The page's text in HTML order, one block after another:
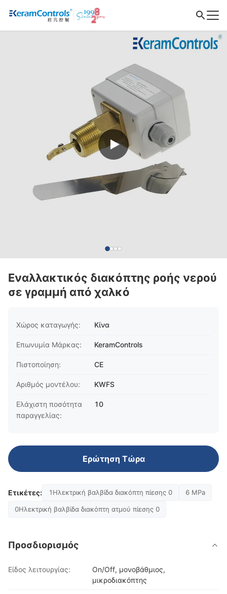
Εναλλακτικός διακόπτης ροής νερού
σε γραμμή από χαλκό
Χώρος καταγωγής: Κίνα
Επωνυμία Μάρκας: KeramControls
Πιστοποίηση: CE
Αριθμός μοντέλου: KWFS
Ελάχιστη ποσότητα
παραγγελίας:
10
Ερώτηση Τώρα
Ετικέτες: 1Ηλεκτρική βαλβίδα διακόπτη πίεσης 0 6 MPa
0Ηλεκτρική βαλβίδα διακόπτη ατμού πίεσης 0
Προσδιορισμός
Είδος λειτουργίας:
On/Off, μονοβάθμιος,
μικροδιακόπτης